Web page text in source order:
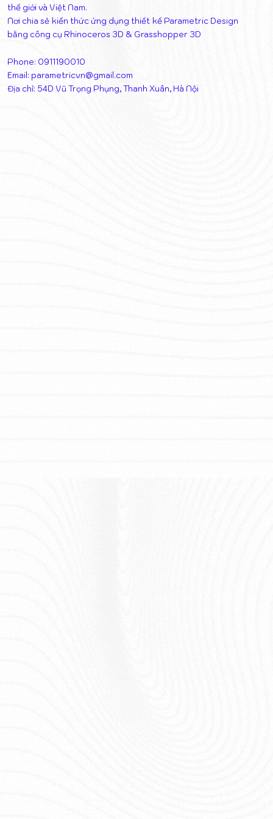
thế giới và Việt Nam.
Nơi chia sẻ kiến thức ứng dụng thiết kế Parametric Design
bằng công cụ Rhinoceros 3D & Grasshopper 3D
Phone: 0911190010
Email: parametricvn@gmail.com
Địa chỉ: 54D Vũ Trọng Phụng, Thanh Xuân, Hà Nội